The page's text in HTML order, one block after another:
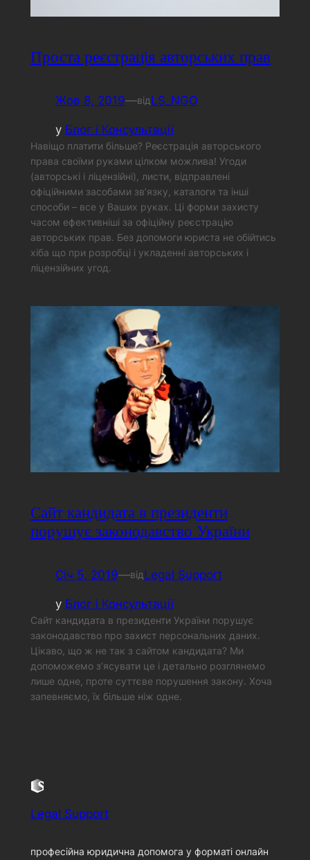
Проста реєстрація авторських прав
Жов 8, 2019—відLS_NGO
у Блог і Консультації
Навіщо платити більше? Реєстрація авторського
права своїми руками цілком можлива! Угоди
(авторські і ліцензійні), листи, відправлені
офіційними засобами зв’язку, каталоги та інші
способи – все у Ваших руках. Ці форми захисту
часом ефективніші за офіційну реєстрацію
авторських прав. Без допомоги юриста не обійтись
хіба що при розробці і укладенні авторських і
ліцензійних угод.
Сайт кандидата в президенти
порушує законодавство України
Січ 5, 2019—відLegal Support
у Блог і Консультації
Сайт кандидата в президенти України порушує
законодавство про захист персональних даних.
Цікаво, що ж не так з сайтом кандидата? Ми
допоможемо з’ясувати це і детально розглянемо
лише одне, проте суттєве порушення закону. Хоча
запевняємо, їх більше ніж одне.
Legal Support
професійна юридична допомога у форматі онлайн